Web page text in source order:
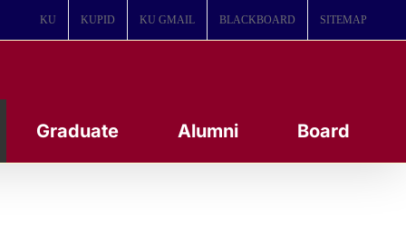
KU KUPID KU GMAIL BLACKBOARD SITEMAP
Graduate Alumni Board